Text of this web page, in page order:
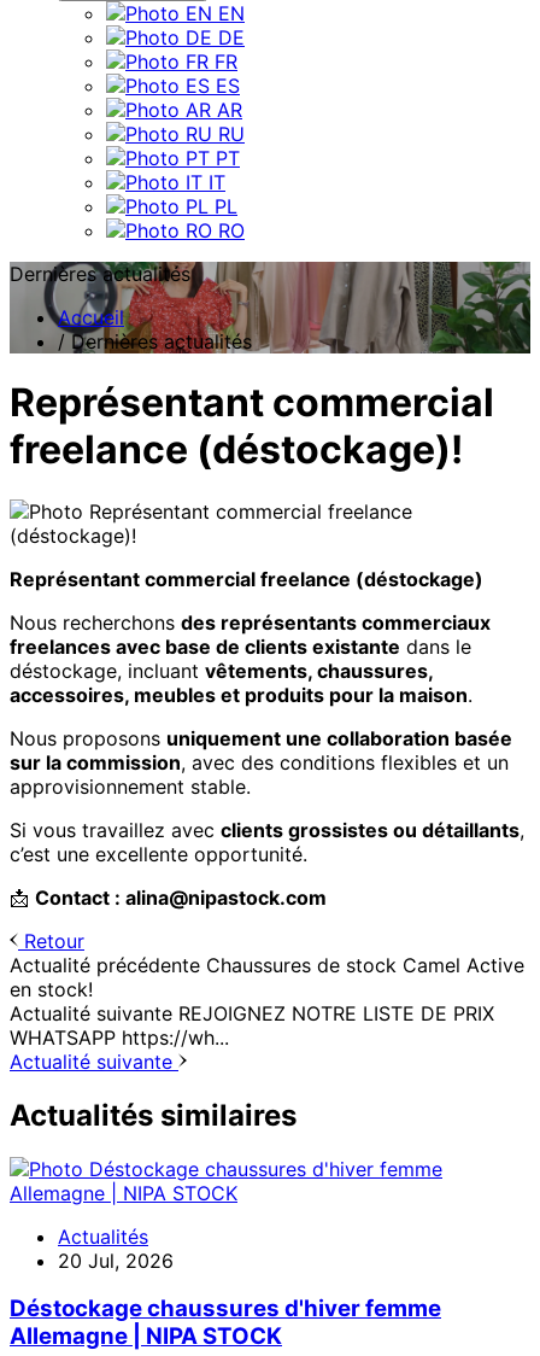
EN
DE
FR
ES
AR
RU
PT
IT
PL
RO
Dernières actualités
Accueil
/ Dernières actualités
Représentant commercial
freelance (déstockage)!
Représentant commercial freelance (déstockage)
Nous recherchons des représentants commerciaux
freelances avec base de clients existante dans le
déstockage, incluant vêtements, chaussures,
accessoires, meubles et produits pour la maison.
Nous proposons uniquement une collaboration basée
sur la commission, avec des conditions flexibles et un
approvisionnement stable.
Si vous travaillez avec clients grossistes ou détaillants,
c’est une excellente opportunité.
📩 Contact : alina@nipastock.com
Retour
Actualité précédente Chaussures de stock Camel Active
en stock!
Actualité suivante REJOIGNEZ NOTRE LISTE DE PRIX
WHATSAPP https://wh...
Actualité suivante
Actualités similaires
Actualités
20 Jul, 2026
Déstockage chaussures d'hiver femme
Allemagne | NIPA STOCK